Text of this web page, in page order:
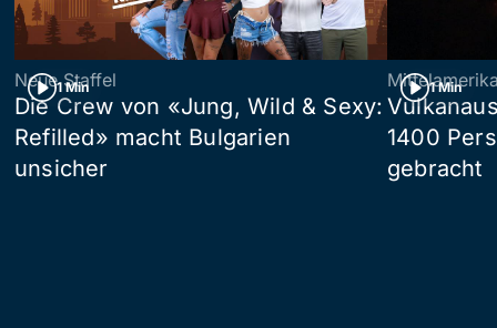
1 Min
Neue Staffel
Die Crew von «Jung, Wild & Sexy:
Refilled» macht Bulgarien
unsicher
1 Min
1400
gebracht